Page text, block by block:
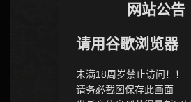
网站公告
请用谷歌浏览器
未满18周岁禁止访问！！
请务必截图保存此画面